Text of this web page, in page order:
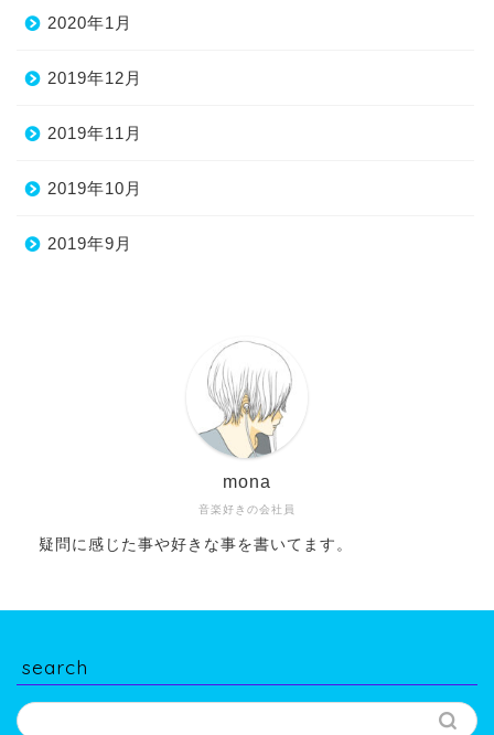
2020年1月
2019年12月
2019年11月
2019年10月
2019年9月
音楽好きの会社員
mona
疑問に感じた事や好きな事を書いてます。
search